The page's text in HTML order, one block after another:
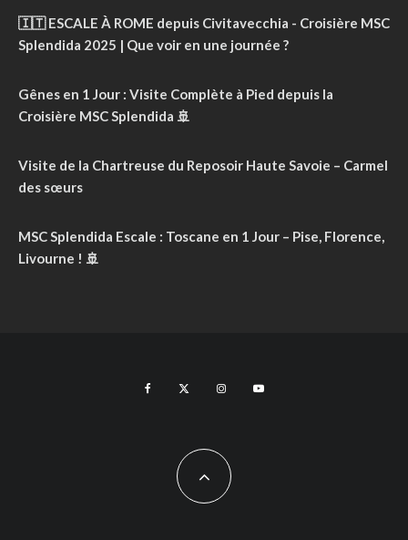
🇮🇹 ESCALE À ROME depuis Civitavecchia - Croisière MSC
Splendida 2025 | Que voir en une journée ?
Gênes en 1 Jour : Visite Complète à Pied depuis la
Croisière MSC Splendida 🚢
Visite de la Chartreuse du Reposoir Haute Savoie – Carmel
des sœurs
MSC Splendida Escale : Toscane en 1 Jour – Pise, Florence,
Livourne ! 🚢